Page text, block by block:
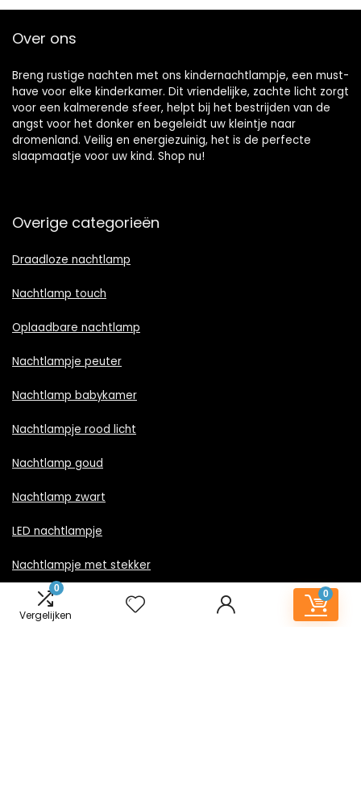
0
Vergelijken
0
Over ons
Breng rustige nachten met ons kindernachtlampje, een must-
have voor elke kinderkamer. Dit vriendelijke, zachte licht zorgt
voor een kalmerende sfeer, helpt bij het bestrijden van de
angst voor het donker en begeleidt uw kleintje naar
dromenland. Veilig en energiezuinig, het is de perfecte
slaapmaatje voor uw kind. Shop nu!
Overige categorieën
Draadloze nachtlamp
Nachtlamp touch
Oplaadbare nachtlamp
Nachtlampje peuter
Nachtlamp babykamer
Nachtlampje rood licht
Nachtlamp goud
Nachtlamp zwart
LED nachtlampje
Nachtlampje met stekker